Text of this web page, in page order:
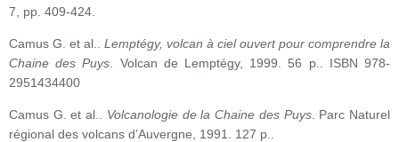
7, pp. 409-424.
Camus G. et al.. Lemptégy, volcan à ciel ouvert pour comprendre la
Chaine des Puys . Volcan de Lemptégy, 1999. 56 p.. ISBN 978-
2951434400
Camus G. et al.. Volcanologie de la Chaine des Puys. Parc Naturel
régional des volcans d’Auvergne, 1991. 127 p..